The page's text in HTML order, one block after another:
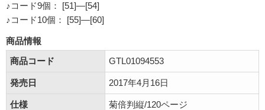
♪コード9個： [51]―[54]
♪コード10個： [55]―[60]
商品情報
商品コード
GTL01094553
発売日 2017年4月16日
仕様 菊倍判縦/120ページ